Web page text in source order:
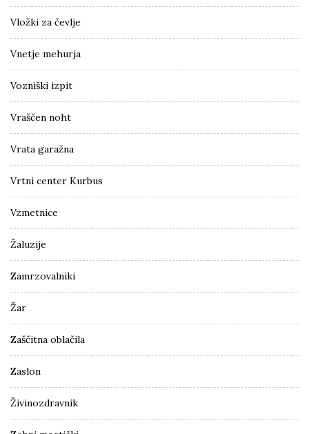
Vložki za čevlje
Vnetje mehurja
Vozniški izpit
Vraščen noht
Vrata garažna
Vrtni center Kurbus
Vzmetnice
Žaluzije
Zamrzovalniki
Žar
Zaščitna oblačila
Zaslon
Živinozdravnik